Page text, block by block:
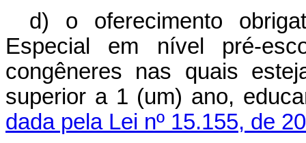
d) o oferecimento
Especial em nível pré-
congêneres nas quais
superior a 1 (um) ano,
dada pela Lei nº 15.155, de